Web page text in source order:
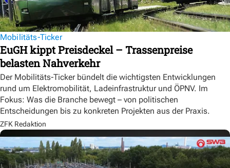
Mobilitäts-Ticker
EuGH kippt Preisdeckel – Trassenpreise
belasten Nahverkehr
Der Mobilitäts-Ticker bündelt die wichtigsten Entwicklungen
rund um Elektromobilität, Ladeinfrastruktur und ÖPNV. Im
Fokus: Was die Branche bewegt – von politischen
Entscheidungen bis zu konkreten Projekten aus der Praxis.
ZFK Redaktion